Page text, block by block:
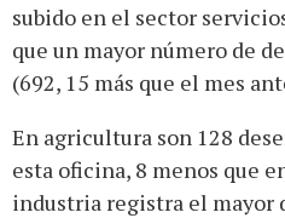
subido en el sector
que un mayor número de
(692, 15 más que el mes
En agricultura son 128
esta oficina, 8 menos que
industria registra el mayor